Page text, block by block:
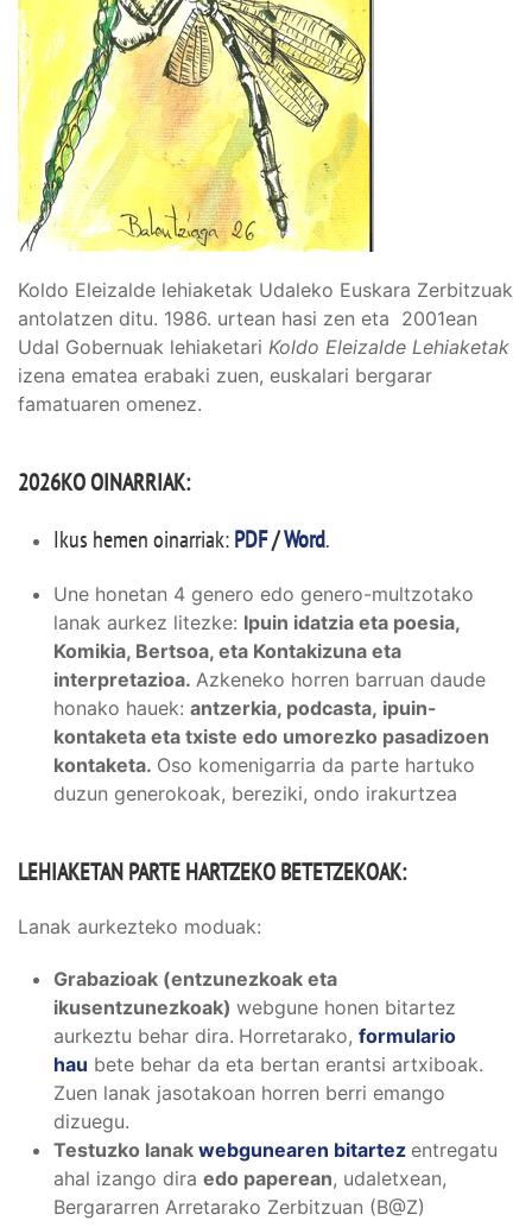
Koldo Eleizalde lehiaketak Udaleko Euskara Zerbitzuak
antolatzen ditu. 1986. urtean hasi zen eta 2001ean
Udal Gobernuak lehiaketari Koldo Eleizalde Lehiaketak
izena ematea erabaki zuen, euskalari bergarar
famatuaren omenez.
2026KO OINARRIAK:
Ikus hemen oinarriak:PDF/Word.
Une honetan 4 genero edo genero-multzotako
lanak aurkez litezke: Ipuin idatzia eta poesia,
Komikia, Bertsoa, eta Kontakizuna eta
interpretazioa. Azkeneko horren barruan daude
honako hauek: antzerkia, podcasta, ipuin-
kontaketa eta txiste edo umorezko pasadizoen
kontaketa. Oso komenigarria da parte hartuko
duzun generokoak, bereziki, ondo irakurtzea
LEHIAKETAN PARTE HARTZEKO BETETZEKOAK:
Lanak aurkezteko moduak:
Grabazioak (entzunezkoak eta
ikusentzunezkoak) webgune honen bitartez
aurkeztu behar dira. Horretarako, formulario
hau bete behar da eta bertan erantsi artxiboak.
Zuen lanak jasotakoan horren berri emango
dizuegu.
Testuzko lanak webgunearen bitartez entregatu
ahal izango dira edo paperean, udaletxean,
Bergararren Arretarako Zerbitzuan (B@Z)